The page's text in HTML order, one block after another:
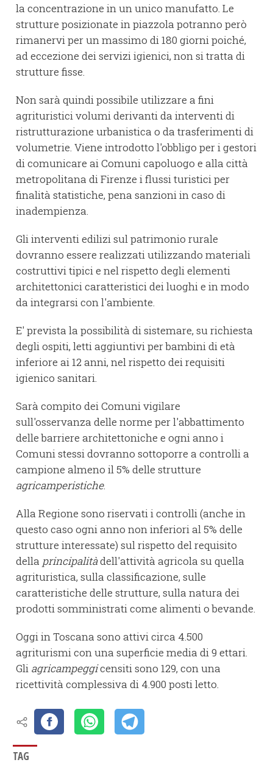
la concentrazione in un unico manufatto. Le
strutture posizionate in piazzola potranno però
rimanervi per un massimo di 180 giorni poiché,
ad eccezione dei servizi igienici, non si tratta di
strutture fisse.
Non sarà quindi possibile utilizzare a fini
agrituristici volumi derivanti da interventi di
ristrutturazione urbanistica o da trasferimenti di
volumetrie. Viene introdotto l'obbligo per i gestori
di comunicare ai Comuni capoluogo e alla città
metropolitana di Firenze i flussi turistici per
finalità statistiche, pena sanzioni in caso di
inadempienza.
Gli interventi edilizi sul patrimonio rurale
dovranno essere realizzati utilizzando materiali
costruttivi tipici e nel rispetto degli elementi
architettonici caratteristici dei luoghi e in modo
da integrarsi con l'ambiente.
E' prevista la possibilità di sistemare, su richiesta
degli ospiti, letti aggiuntivi per bambini di età
inferiore ai 12 anni, nel rispetto dei requisiti
igienico sanitari.
Sarà compito dei Comuni vigilare
sull'osservanza delle norme per l'abbattimento
delle barriere architettoniche e ogni anno i
Comuni stessi dovranno sottoporre a controlli a
campione almeno il 5% delle strutture
agricamperistiche.
Alla Regione sono riservati i controlli (anche in
questo caso ogni anno non inferiori al 5% delle
strutture interessate) sul rispetto del requisito
della principalitàdell'attività agricola su quella
agrituristica, sulla classificazione, sulle
caratteristiche delle strutture, sulla natura dei
prodotti somministrati come alimenti o bevande.
Oggi in Toscana sono attivi circa 4.500
agriturismi con una superficie media di 9 ettari.
Gli agricampeggicensiti sono 129, con una
ricettività complessiva di 4.900 posti letto.
TAG